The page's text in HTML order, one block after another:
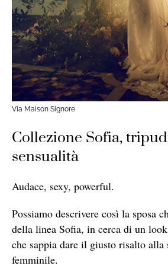
Via Maison Signore
Collezione Sofia,
sensualità
Audace, sexy, powerful.
Possiamo descrivere così la sposa
della linea Sofia, in cerca di un
che sappia dare il giusto risalto alla
femminile.